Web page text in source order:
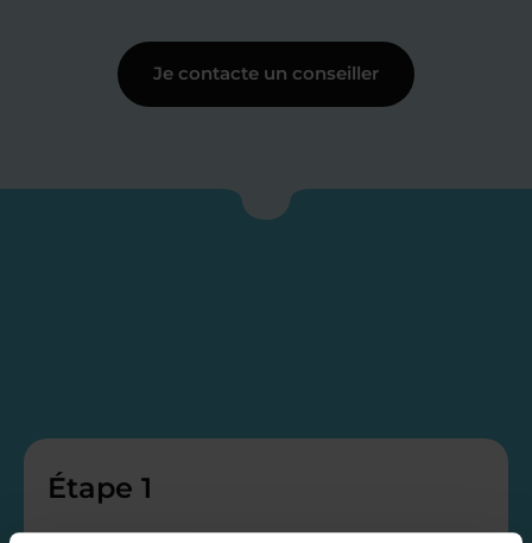
Je contacte un conseiller
Étape 1